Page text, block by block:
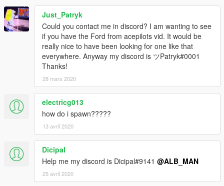
Just_Patryk
Could you contact me in discord? I am wanting to see
if you have the Ford from acepilots vid. It would be
really nice to have been looking for one like that
everywhere. Anyway my discord is ツPatryk#0001
Thanks!
28 mars 2020
electricg013
how do i spawn?????
13 avril 2020
Dicipal
Help me my discord is Dicipal#9141 @ALB_MAN
25 avril 2020